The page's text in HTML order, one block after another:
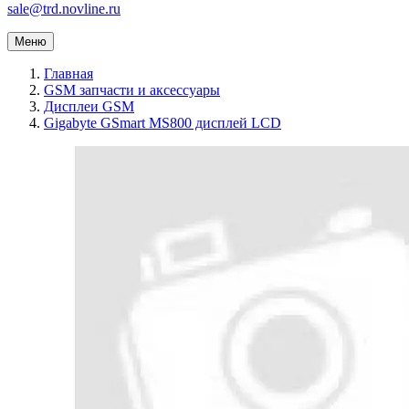
sale@trd.novline.ru
Меню
Главная
GSM запчасти и аксессуары
Дисплеи GSM
Gigabyte GSmart MS800 дисплей LCD